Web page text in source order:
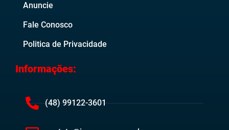
Anuncie
Fale Conosco
Politica de Privacidade
Informações:
(48) 99122-3601